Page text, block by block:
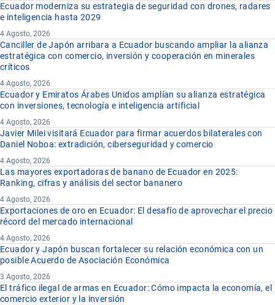
Ecuador moderniza su estrategia de seguridad con drones, radares
e inteligencia hasta 2029
4 Agosto, 2026
Canciller de Japón arribara a Ecuador buscando ampliar la alianza
estratégica con comercio, inversión y cooperación en minerales
críticos
4 Agosto, 2026
Ecuador y Emiratos Árabes Unidos amplían su alianza estratégica
con inversiones, tecnología e inteligencia artificial
4 Agosto, 2026
Javier Milei visitará Ecuador para firmar acuerdos bilaterales con
Daniel Noboa: extradición, ciberseguridad y comercio
4 Agosto, 2026
Las mayores exportadoras de banano de Ecuador en 2025:
Ranking, cifras y análisis del sector bananero
4 Agosto, 2026
Exportaciones de oro en Ecuador: El desafío de aprovechar el precio
récord del mercado internacional
4 Agosto, 2026
Ecuador y Japón buscan fortalecer su relación económica con un
posible Acuerdo de Asociación Económica
3 Agosto, 2026
El tráfico ilegal de armas en Ecuador: Cómo impacta la economía, el
comercio exterior y la inversión